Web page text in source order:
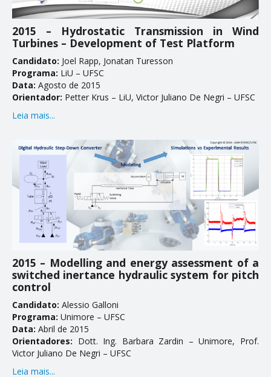
Teses
Trabalhos
PESQUISA E EXTENSÃO
Eventos
Projetos de Pesquisa em Andamento
Projetos de Pesquisa Concluídos
Produtos, Cursos e Serviços Técnicos
NOTÍCIAS
CONTATO
2015 – Hydrostatic Transmission in Wind
Turbines – Development of Test Platform
Candidato: Joel Rapp, Jonatan Turesson
Programa: LiU – UFSC
Data: Agosto de 2015
Orientador: Petter Krus – LiU, Victor Juliano De Negri – UFSC
Leia mais...
2015 – Modelling and energy assessment of a
switched inertance hydraulic system for pitch
control
Candidato: Alessio Galloni
Programa: Unimore – UFSC
Data: Abril de 2015
Orientadores: Dott. Ing. Barbara Zardin – Unimore, Prof.
Victor Juliano De Negri – UFSC
Leia mais...